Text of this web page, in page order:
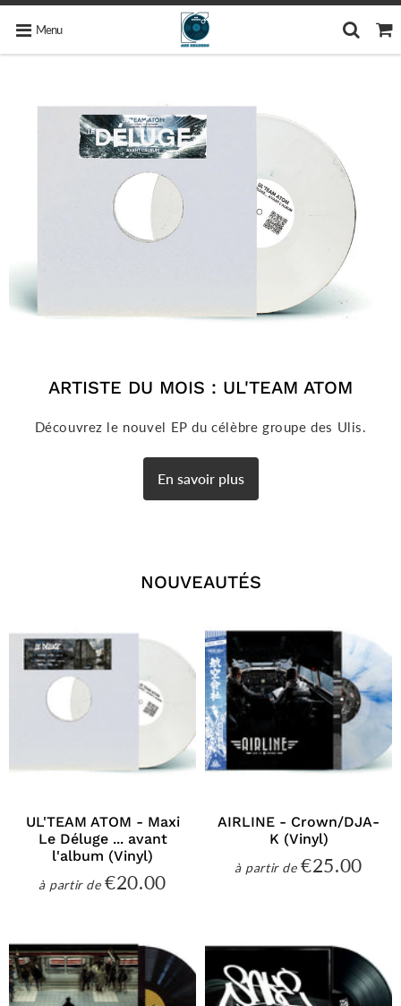
Menu
ARTISTE DU MOIS : UL'TEAM ATOM
Découvrez le nouvel EP du célèbre groupe des Ulis.
En savoir plus
NOUVEAUTÉS
UL'TEAM ATOM - Maxi
Le Déluge ... avant
l'album (Vinyl)
à partir dePrix
€20.00
AIRLINE - Crown/DJA-
K (Vinyl)
à partir dePrix
€25.00